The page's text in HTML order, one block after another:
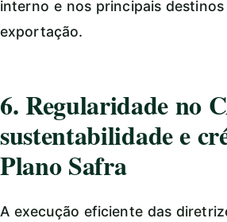
interno e nos principais destinos
exportação.
6. Regularidade no
sustentabilidade e
Plano Safra
A execução eficiente das